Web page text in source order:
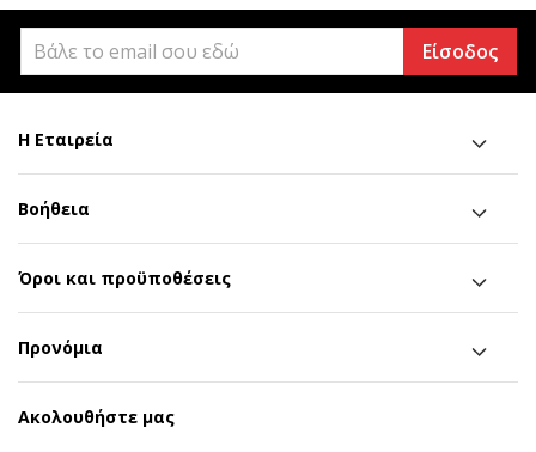
Είσοδος
Η Εταιρεία
Βοήθεια
Όροι και προϋποθέσεις
Προνόμια
Ακολουθήστε μας